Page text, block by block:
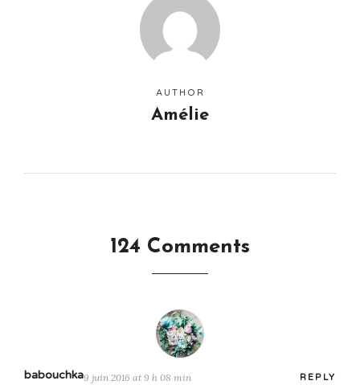
AUTHOR
Amélie
124 Comments
babouchka9 juin 2016 at 9 h 08 min REPLY